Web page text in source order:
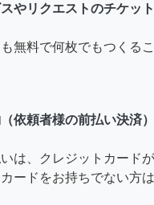
やリクエストのチケッ
無料で何枚でもつくる
依頼者様の前払い決済
は、クレジットカード
ードをお持ちでない方